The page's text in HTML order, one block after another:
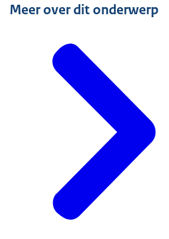
Meer over dit onderwerp